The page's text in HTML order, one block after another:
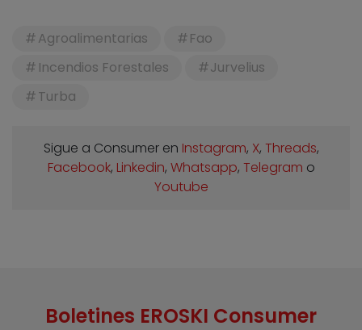
Agroalimentarias
Fao
Incendios Forestales
Jurvelius
Turba
Sigue a Consumer en Instagram, X, Threads,
Facebook, Linkedin, Whatsapp, Telegram o
Youtube
Boletines EROSKI Consumer